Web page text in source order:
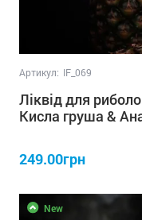
Артикул: IF_069
Ліквід для
Кисла груша &
249.00грн
New